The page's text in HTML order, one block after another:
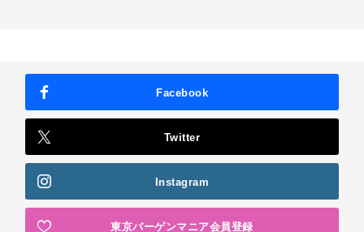
Facebook
Twitter
Instagram
東京バーゲンマニア会員登録